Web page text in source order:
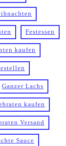
Festessen
kaufen
Ganzer Lachs
kaufen
Versand
Sauce